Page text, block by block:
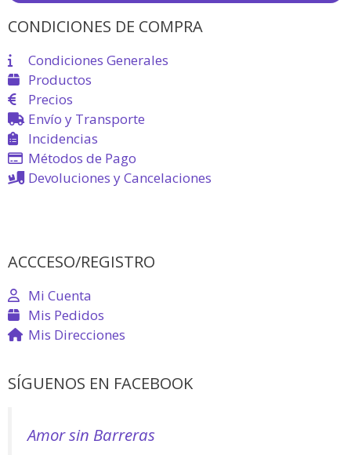
CONDICIONES DE COMPRA
Condiciones Generales
Productos
Precios
Envío y Transporte
Incidencias
Métodos de Pago
Devoluciones y Cancelaciones
ACCCESO/REGISTRO
Mi Cuenta
Mis Pedidos
Mis Direcciones
SÍGUENOS EN FACEBOOK
Amor sin Barreras